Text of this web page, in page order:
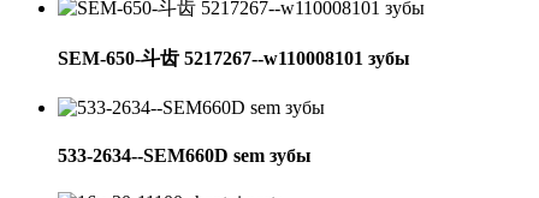
SEM-650-斗齿 5217267--w110008101 зубы
533-2634--SEM660D sem зубы